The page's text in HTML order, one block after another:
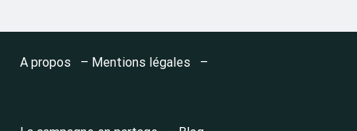
A propos – Mentions légales –